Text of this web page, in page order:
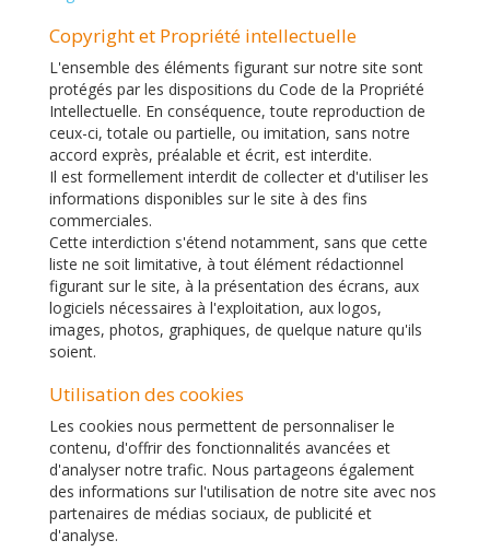
Copyright et Propriété intellectuelle
L'ensemble des éléments figurant sur notre site sont
protégés par les dispositions du Code de la Propriété
Intellectuelle. En conséquence, toute reproduction de
ceux-ci, totale ou partielle, ou imitation, sans notre
accord exprès, préalable et écrit, est interdite.
Il est formellement interdit de collecter et d'utiliser les
informations disponibles sur le site à des fins
commerciales.
Cette interdiction s'étend notamment, sans que cette
liste ne soit limitative, à tout élément rédactionnel
figurant sur le site, à la présentation des écrans, aux
logiciels nécessaires à l'exploitation, aux logos,
images, photos, graphiques, de quelque nature qu'ils
soient.
Utilisation des cookies
Les cookies nous permettent de personnaliser le
contenu, d'offrir des fonctionnalités avancées et
d'analyser notre trafic. Nous partageons également
des informations sur l'utilisation de notre site avec nos
partenaires de médias sociaux, de publicité et
d'analyse.